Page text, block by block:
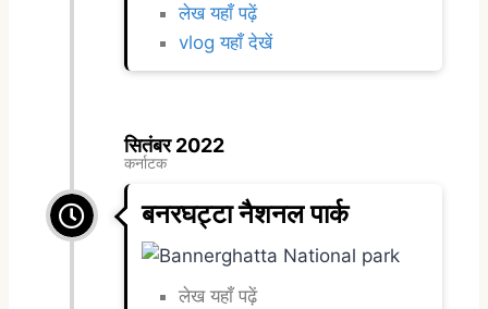
लेख यहाँ पढ़ें
vlog यहाँ देखें
सितंबर 2022
कर्नाटक
बनरघट्टा नैशनल पार्क
लेख यहाँ पढ़ें